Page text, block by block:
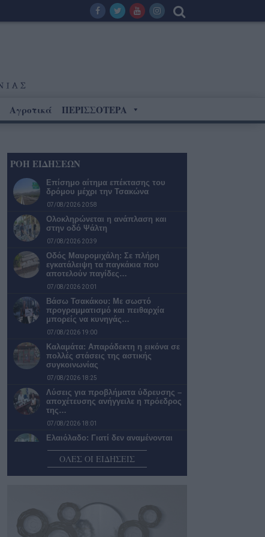
Αγροτικά ΠΕΡΙΣΣΟΤΕΡΑ
ΡΟΗ ΕΙΔΗΣΕΩΝ
Επίσημο αίτημα επέκτασης του
δρόμου μέχρι την Τσακώνα
07/08/2026 20:58
Ολοκληρώνεται η ανάπλαση και
στην οδό Ψάλτη
07/08/2026 20:39
Οδός Μαυρομιχάλη: Σε πλήρη
εγκατάλειψη τα παγκάκια που
αποτελούν παγίδες…
07/08/2026 20:01
Βάσω Τσακάκου: Με σωστό
προγραμματισμό και πειθαρχία
μπορείς να κυνηγάς…
07/08/2026 19:00
Καλαμάτα: Απαράδεκτη η εικόνα σε
πολλές στάσεις της αστικής
συγκοινωνίας
07/08/2026 18:25
Λύσεις για προβλήματα ύδρευσης –
αποχέτευσης ανήγγειλε η πρόεδρος
της…
07/08/2026 18:01
Ελαιόλαδο: Γιατί δεν αναμένονται
07/08/2026 17:30
Παραλίες: Έλεγχοι με drones και
Οδός Κρήτης: Έκλεισαν την τρύπα,
όμως το πρόβλημα παραμένει
07/08/2026 17:01
ΟΛΕΣ ΟΙ ΕΙΔΗΣΕΙΣ